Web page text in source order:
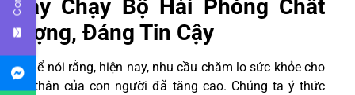
Máy Chạy Bộ Hải Phòng Chất
Lượng, Đáng Tin Cậy
Có thể nói rằng, hiện nay, nhu cầu chăm lo sức khỏe cho
bản thân của con người đã tăng cao. Chúng ta ý thức